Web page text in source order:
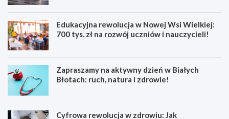
Edukacyjna rewolucja w Nowej Wsi Wielkiej:
700 tys. zł na rozwój uczniów i nauczycieli!
Zapraszamy na aktywny dzień w Białych
Błotach: ruch, natura i zdrowie!
Cyfrowa rewolucja w zdrowiu: Jak